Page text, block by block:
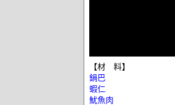
【材 料】
鍋巴
蝦仁
魷魚肉